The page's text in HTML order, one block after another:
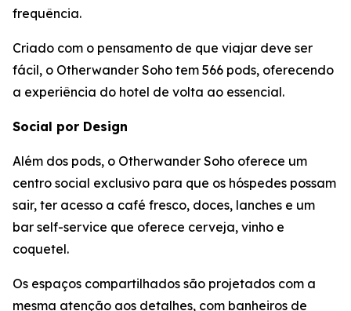
frequência.
Criado com o pensamento de que viajar deve ser
fácil, o Otherwander Soho tem 566 pods, oferecendo
a experiência do hotel de volta ao essencial.
Social por Design
Além dos pods, o Otherwander Soho oferece um
centro social exclusivo para que os hóspedes possam
sair, ter acesso a café fresco, doces, lanches e um
bar self-service que oferece cerveja, vinho e
coquetel.
Os espaços compartilhados são projetados com a
mesma atenção aos detalhes, com banheiros de